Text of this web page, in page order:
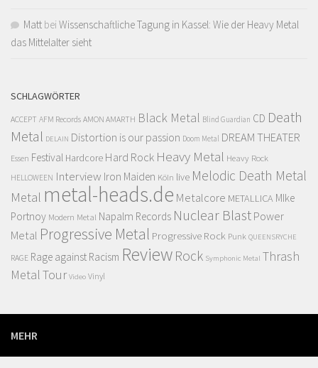
Matt bei Wissenschaftliche Tagung in Kassel: Wie der Heavy Metal
das Mittelalter sieht
SCHLAGWÖRTER
ACCEPT AFM Records AMON AMARTH Black Metal Blind Guardian CD Death
Metal DELAIN Distortion is our passion Doom Metal DREAM THEATER
Essen Festival Hardcore Hard Rock Heavy Metal Heavy Rock
HELLOWEEN Interview Iron Maiden Köln live Melodic Death Metal
Metal metal-heads.de Metalcore METALLICA MIke
Portnoy Modern Metal Napalm Records Nuclear Blast Power
Metal Progressive Metal Progressive Rock Punk QUEENSRYCHE
RAGE Rage against Racism Review Rock Symphonic Metal Thrash
MetalTour Video Vinyl
MEHR